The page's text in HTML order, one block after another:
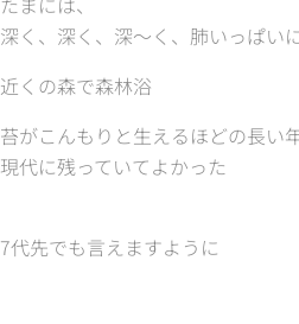
深く、深く、深～く、肺いっぱい
近くの森で森林浴🌳✨
苔がこんもりと生えるほどの長い
現代に残っていてよかった😌
7代先でも言えますように✨